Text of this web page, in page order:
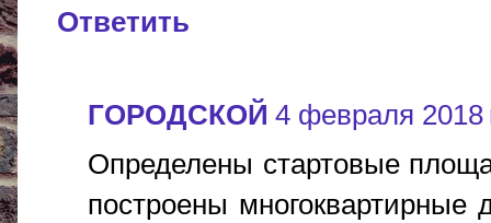
Ответить
ГОРОДСКОЙ 4 февраля 2018
Определены стартовые
построены